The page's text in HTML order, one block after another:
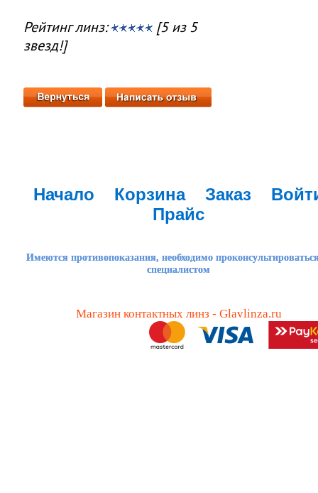
Рейтинг линз:
[5 из 5
звезд!]
Начало Корзина Заказ
Прайс
Имеются противопоказания, необходимо
специалистом
Магазин контактных линз - Glavlinza.ru